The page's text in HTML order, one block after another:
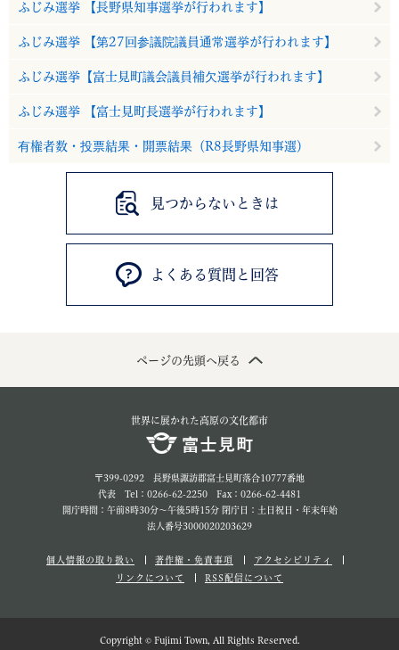
ふじみ選挙 【長野県知事選挙が行われます】
ふじみ選挙 【第27回参議院議員通常選挙が行われます】
ふじみ選挙【富士見町議会議員補欠選挙が行われます】
ふじみ選挙 【富士見町長選挙が行われます】
有権者数・投票結果・開票結果（R8長野県知事選）
見つからないときは
よくある質問と回答
ページの先頭へ戻る
世界に展かれた高原の文化都市
〒399-0292 長野県諏訪郡富士見町落合10777番地
代表 Tel：0266-62-2250 Fax：0266-62-4481
開庁時間：午前8時30分～午後5時15分 閉庁日：土日祝日・年末年始
法人番号3000020203629
個人情報の取り扱い 著作権・免責事項
アクセシビリティ
リンクについて
RSS配信について
Copyright © Fujimi Town, All Rights Reserved.